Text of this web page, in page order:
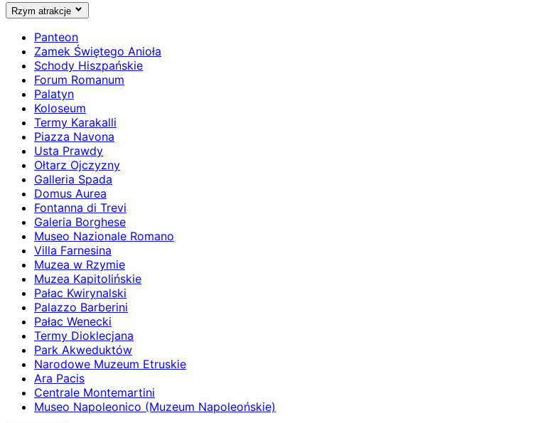
Rzym atrakcje
Panteon
Zamek Świętego Anioła
Schody Hiszpańskie
Forum Romanum
Palatyn
Koloseum
Termy Karakalli
Piazza Navona
Usta Prawdy
Ołtarz Ojczyzny
Galleria Spada
Domus Aurea
Fontanna di Trevi
Galeria Borghese
Museo Nazionale Romano
Villa Farnesina
Muzea w Rzymie
Muzea Kapitolińskie
Pałac Kwirynalski
Palazzo Barberini
Pałac Wenecki
Termy Dioklecjana
Park Akweduktów
Narodowe Muzeum Etruskie
Ara Pacis
Centrale Montemartini
Museo Napoleonico (Muzeum Napoleońskie)